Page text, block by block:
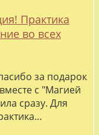
Практика
во всех
за подарок
с "Магией
сразу. Для